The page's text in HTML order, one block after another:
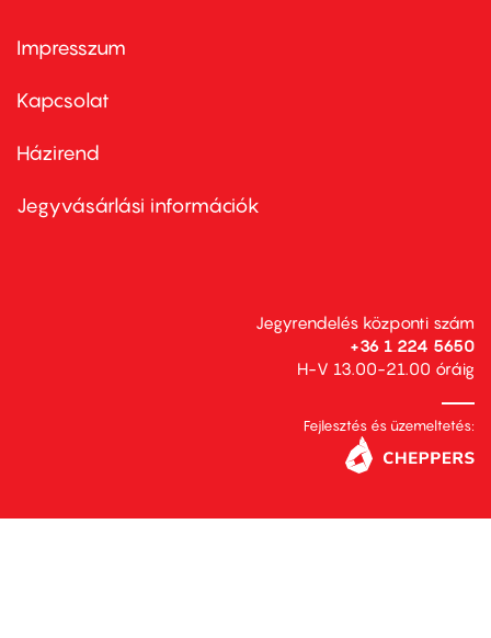
Footer
first
Impresszum
Kapcsolat
Footer
second
Házirend
Jegyvásárlási információk
Jegyrendelés központi szám
+36 1 224 5650
H-V 13.00-21.00 óráig
Fejlesztés és üzemeltetés: